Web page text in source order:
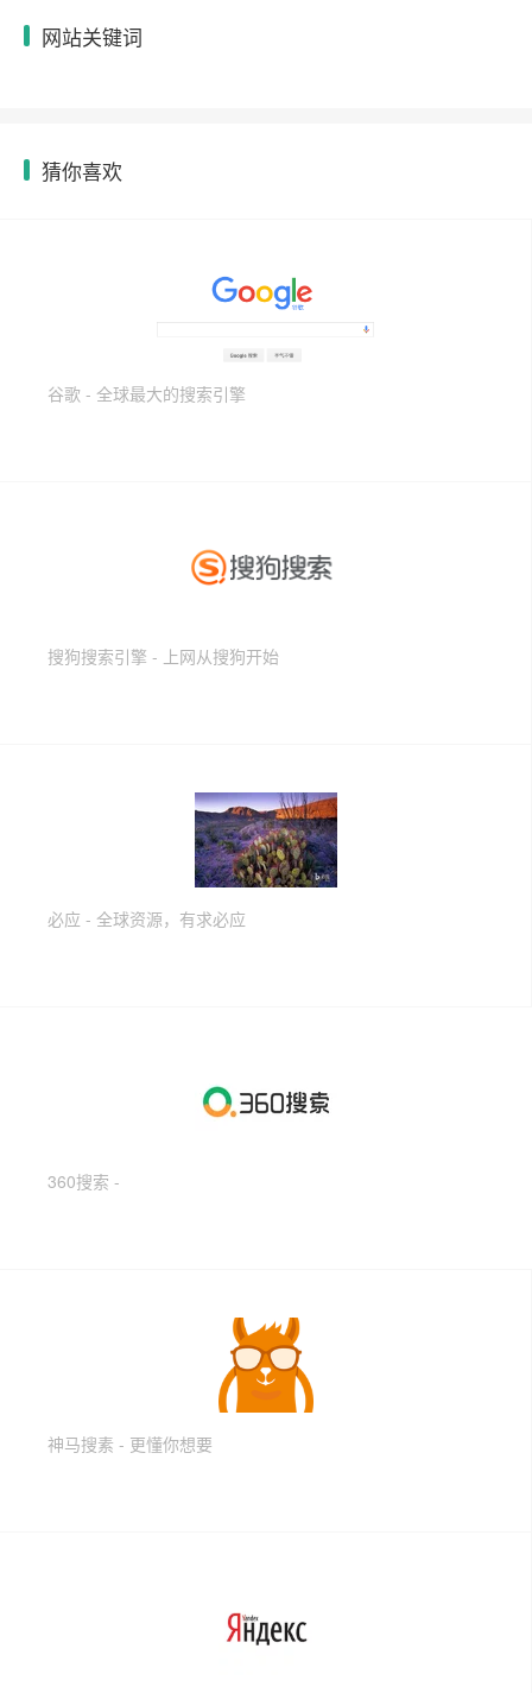
网站关键词
猜你喜欢
谷歌 - 全球最大的搜索引擎
搜狗搜索引擎 - 上网从搜狗开始
必应 - 全球资源，有求必应
360搜索 -
神马搜素 - 更懂你想要